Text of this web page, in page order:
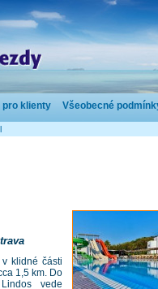
pro klienty Všeobecné
klidné části
1,5 km. Do
vede